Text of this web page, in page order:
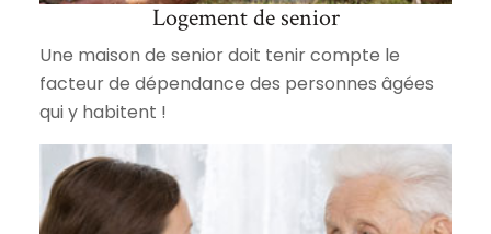
Logement de senior
Une maison de senior doit tenir compte le
facteur de dépendance des personnes âgées
qui y habitent !